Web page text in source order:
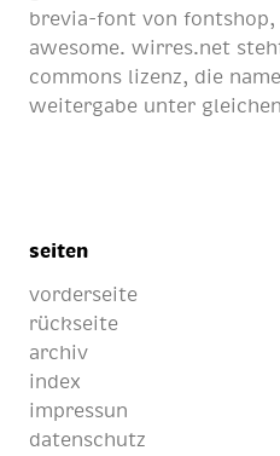
brevia-font von fontshop,
awesome. wirres.net
commons lizenz, die
weitergabe unter
seiten
vorderseite
rückseite
archiv
index
impressun
datenschutz